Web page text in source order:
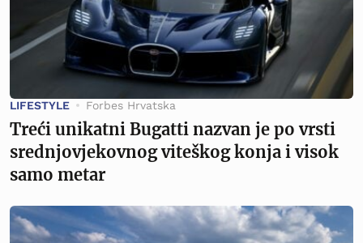
LIFESTYLE Forbes Hrvatska
Treći unikatni Bugatti nazvan je po vrsti
srednjovjekovnog viteškog konja i visok
samo metar